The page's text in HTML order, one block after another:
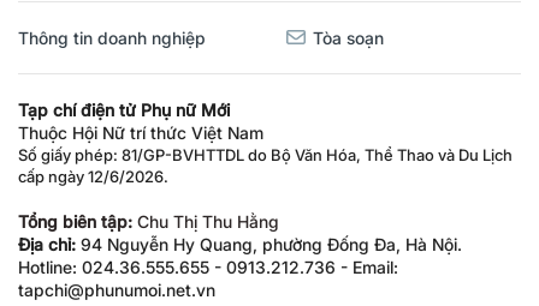
Thông tin doanh nghiệp Tòa soạn
Tạp chí điện tử Phụ nữ Mới
Thuộc Hội Nữ trí thức Việt Nam
Số giấy phép: 81/GP-BVHTTDL do Bộ Văn Hóa, Thể Thao và Du Lịch
cấp ngày 12/6/2026.
Tổng biên tập: Chu Thị Thu Hằng
Địa chỉ: 94 Nguyễn Hy Quang, phường Đống Đa, Hà Nội.
Hotline: 024.36.555.655 - 0913.212.736 - Email:
tapchi@phunumoi.net.vn